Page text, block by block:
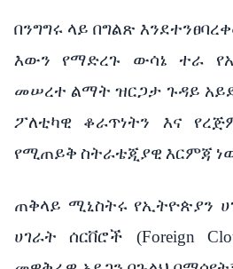
በንግግሩ ላይ በግልጽ
እውን
የማድረጉ ውሳኔ ተራ
መሠረተ ልማት ዝርጋታ ጉዳይ
ፖለቲካዊ
ቆራጥነትን እና
የሚጠይቅ ስትራቴጂያዊእርምጃ
ጠቅላይ ሚኒስትሩ የኢትዮጵያን
ሀገራት
ሰርቨሮች (Foreign